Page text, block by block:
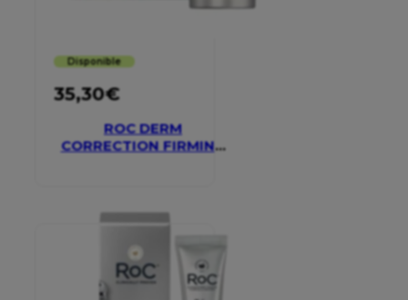
Disponible
35,30€
ROC DERM
CORRECTION FIRMING